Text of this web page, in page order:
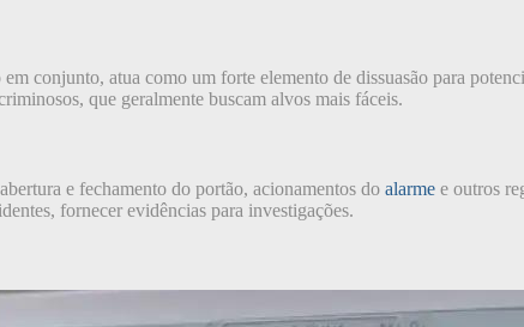
conjunto, atua como um forte elemento de dissuasão para
que geralmente buscam alvos mais fáceis.
e fechamento do portão, acionamentos do alarme e outros
fornecer evidências para investigações.